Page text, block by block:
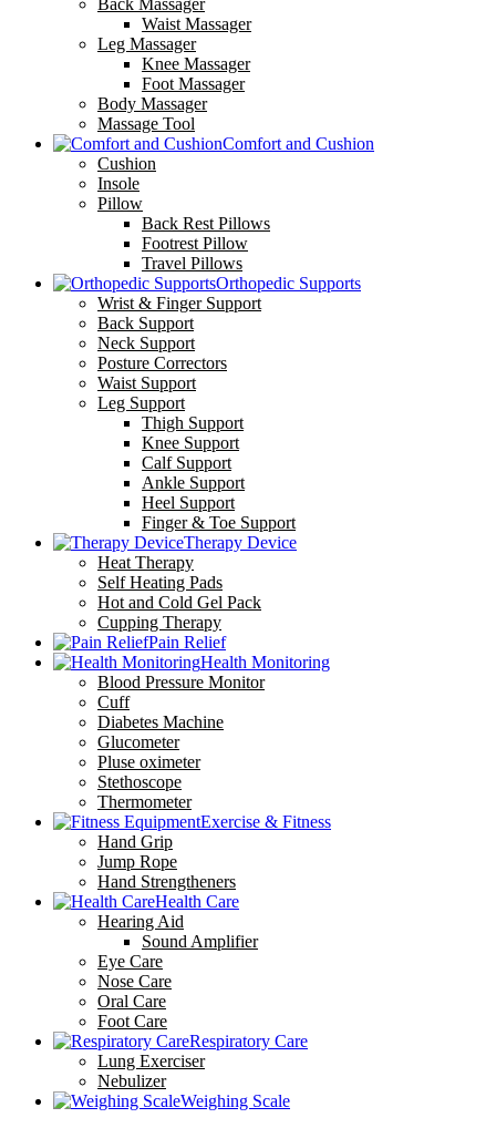
Back Massager
Waist Massager
Leg Massager
Knee Massager
Foot Massager
Body Massager
Massage Tool
Comfort and Cushion
Cushion
Insole
Pillow
Back Rest Pillows
Footrest Pillow
Travel Pillows
Orthopedic Supports
Wrist & Finger Support
Back Support
Neck Support
Posture Correctors
Waist Support
Leg Support
Thigh Support
Knee Support
Calf Support
Ankle Support
Heel Support
Finger & Toe Support
Therapy Device
Heat Therapy
Self Heating Pads
Hot and Cold Gel Pack
Cupping Therapy
Pain Relief
Health Monitoring
Blood Pressure Monitor
Cuff
Diabetes Machine
Glucometer
Pluse oximeter
Stethoscope
Thermometer
Exercise & Fitness
Hand Grip
Jump Rope
Hand Strengtheners
Health Care
Hearing Aid
Sound Amplifier
Eye Care
Nose Care
Oral Care
Foot Care
Respiratory Care
Lung Exerciser
Nebulizer
Weighing Scale